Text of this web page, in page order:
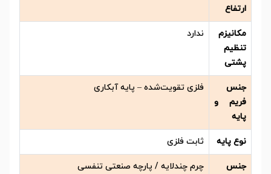
ارتفاع
مکانیزم
تنظیم
پشتی
ندارد
جنس
فریم و
پایه
فلزی تقویت‌شده – پایه آبکاری
نوع پایه ثابت فلزی
جنس
چرم چندلایه / پارچه صنعتی تنفسی